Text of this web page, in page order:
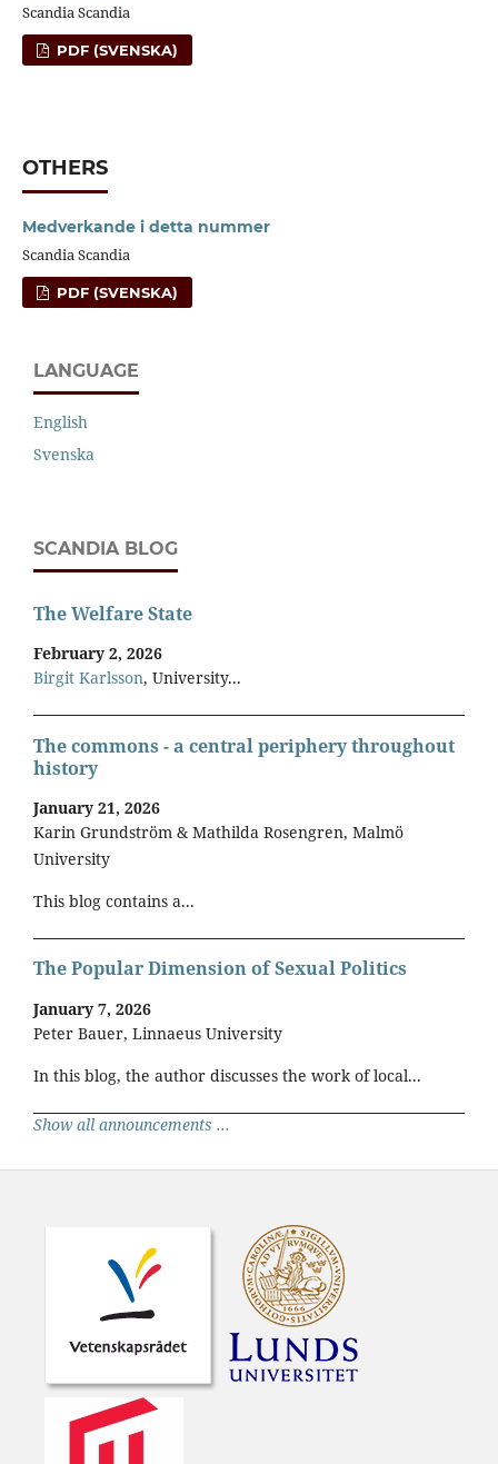
Scandia Scandia
PDF (SVENSKA)
OTHERS
Medverkande i detta nummer
Scandia Scandia
PDF (SVENSKA)
LANGUAGE
English
Svenska
SCANDIA BLOG
The Welfare State
February 2, 2026
Birgit Karlsson, University...
The commons - a central periphery throughout
history
January 21, 2026
Karin Grundström & Mathilda Rosengren, Malmö
University
This blog contains a...
The Popular Dimension of Sexual Politics
January 7, 2026
Peter Bauer, Linnaeus University
In this blog, the author discusses the work of local...
Show all announcements ...